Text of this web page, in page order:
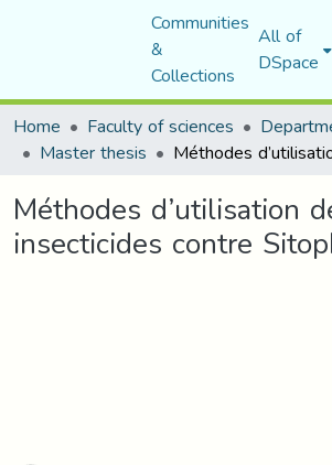
Communities
&
Collections
All of
DSpace
Home
Faculty of sciences
Master thesis
Méthodes d’utilisation
insecticides contre